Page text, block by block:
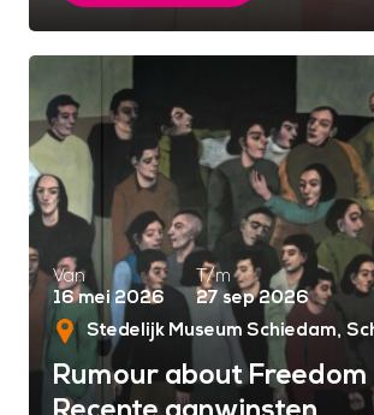
Van
16 mei 2026
T/m
27 sep 2026
Stedelijk Museum Schiedam
Rumour about Freedom